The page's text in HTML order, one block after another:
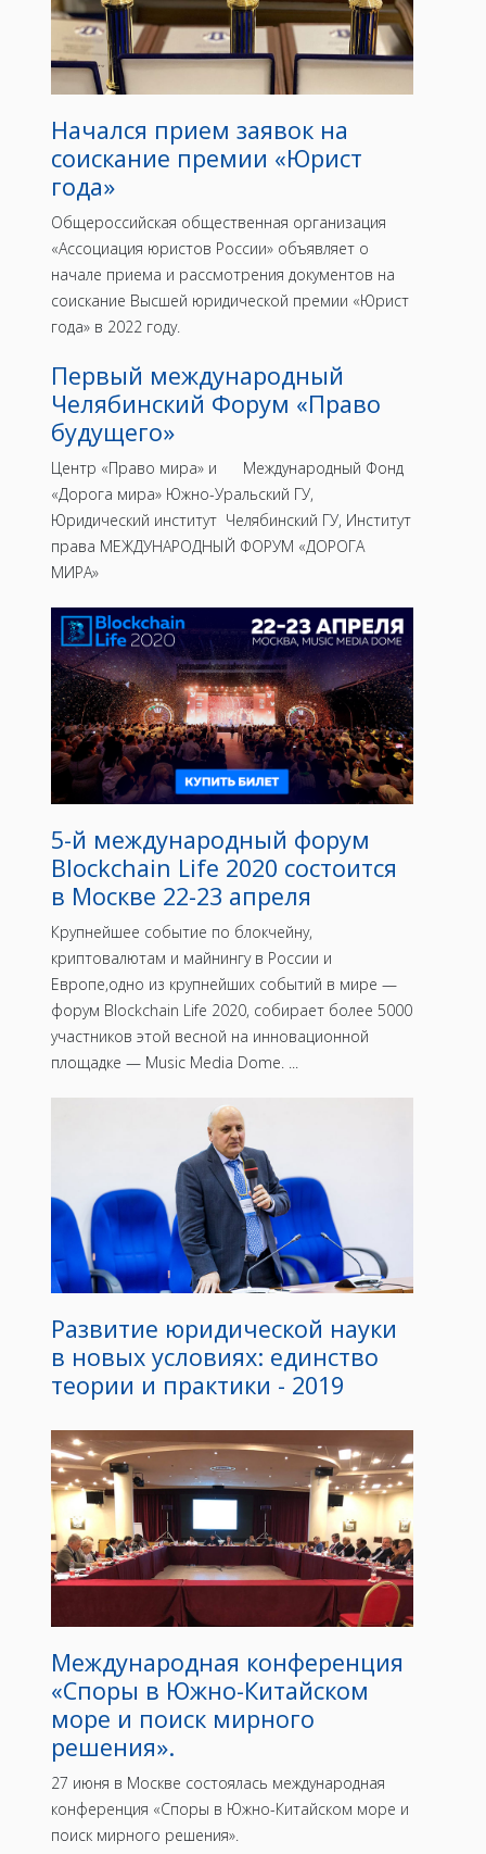
Начался прием заявок на
соискание премии «Юрист
года»
Общероссийская общественная организация
«Ассоциация юристов России» объявляет о
начале приема и рассмотрения документов на
соискание Высшей юридической премии «Юрист
года» в 2022 году.
Первый международный
Челябинский Форум «Право
будущего»
Центр «Право мира» и Международный Фонд
«Дорога мира» Южно-Уральский ГУ,
Юридический институт Челябинский ГУ, Институт
права МЕЖДУНАРОДНЫЙ ФОРУМ «ДОРОГА
МИРА»
5-й международный форум
Blockchain Life 2020 состоится
в Москве 22-23 апреля
Крупнейшее событие по блокчейну,
криптовалютам и майнингу в России и
Европе,одно из крупнейших событий в мире —
форум Blockchain Life 2020, собирает более 5000
участников этой весной на инновационной
площадке — Music Media Dome. ...
Развитие юридической науки
в новых условиях: единство
теории и практики - 2019
Международная конференция
«Споры в Южно-Китайском
море и поиск мирного
решения».
27 июня в Москве состоялась международная
конференция «Споры в Южно-Китайском море и
поиск мирного решения».